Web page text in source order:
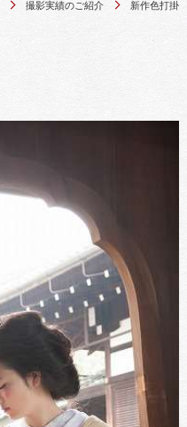
撮影実績のご紹介 新作色打掛